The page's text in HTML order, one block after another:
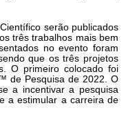
serão publicados
três trabalhos mais bem
no evento foram
que os três projetos
O primeiro colocado foi
de Pesquisa de 2022. O
a incentivar a pesquisa
a estimular a carreira de